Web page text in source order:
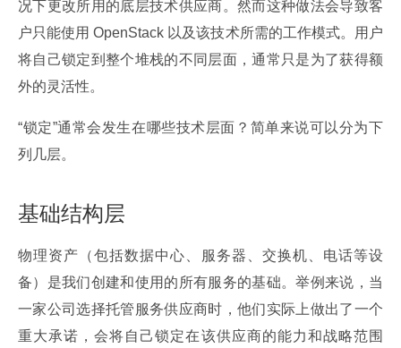
况下更改所用的底层技术供应商。然而这种做法会导致客
户只能使用 OpenStack 以及该技术所需的工作模式。用户
将自己锁定到整个堆栈的不同层面，通常只是为了获得额
外的灵活性。
“锁定”通常会发生在哪些技术层面？简单来说可以分为下
列几层。
基础结构层
物理资产（包括数据中心、服务器、交换机、电话等设
备）是我们创建和使用的所有服务的基础。举例来说，当
一家公司选择托管服务供应商时，他们实际上做出了一个
重大承诺，会将自己锁定在该供应商的能力和战略范围